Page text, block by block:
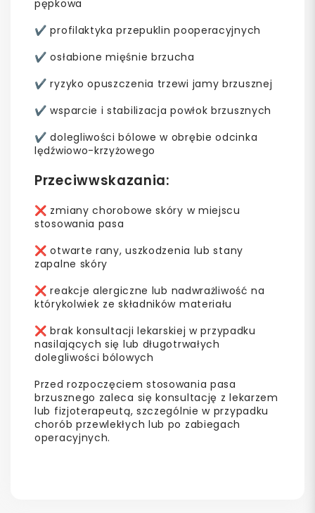
pępkowa
✔️ profilaktyka przepuklin pooperacyjnych
✔️ osłabione mięśnie brzucha
✔️ ryzyko opuszczenia trzewi jamy brzusznej
✔️ wsparcie i stabilizacja powłok brzusznych
✔️ dolegliwości bólowe w obrębie odcinka
lędźwiowo-krzyżowego
Przeciwwskazania:
❌ zmiany chorobowe skóry w miejscu
stosowania pasa
❌ otwarte rany, uszkodzenia lub stany
zapalne skóry
❌ reakcje alergiczne lub nadwrażliwość na
którykolwiek ze składników materiału
❌ brak konsultacji lekarskiej w przypadku
nasilających się lub długotrwałych
dolegliwości bólowych
Przed rozpoczęciem stosowania pasa
brzusznego zaleca się konsultację z lekarzem
lub fizjoterapeutą, szczególnie w przypadku
chorób przewlekłych lub po zabiegach
operacyjnych.